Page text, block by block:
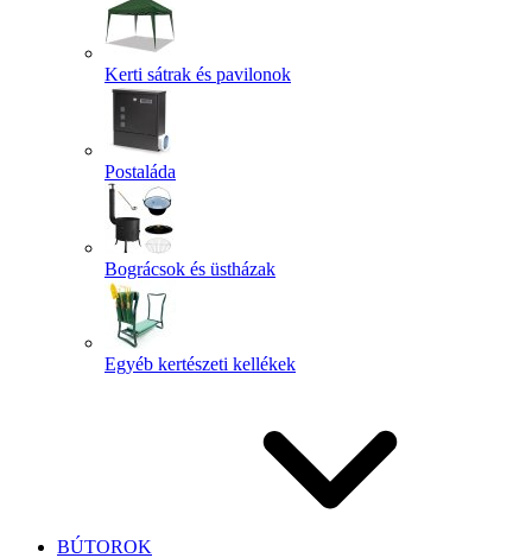
Kerti sátrak és pavilonok
Postaláda
Bográcsok és üstházak
Egyéb kertészeti kellékek
BÚTOROK